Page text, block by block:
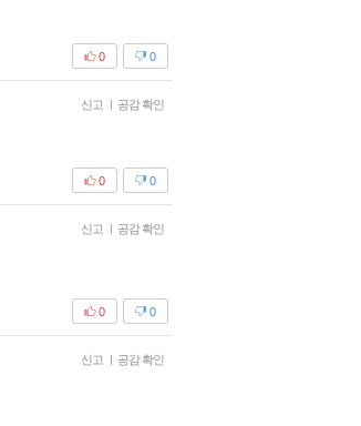
0
0
신고 | 공감 확인
0
0
신고 | 공감 확인
0
0
신고 | 공감 확인